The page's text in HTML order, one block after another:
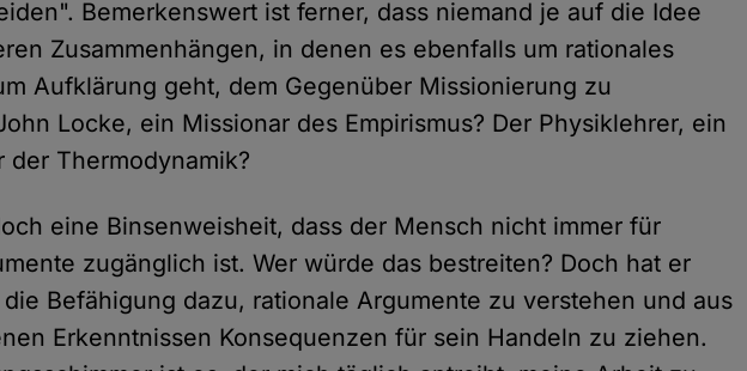
Bemerkenswert ist ferner, dass niemand je auf die Idee
Zusammenhängen, in denen es ebenfalls um rationales
Aufklärung geht, dem Gegenüber Missionierung zu
Locke, ein Missionar des Empirismus? Der Physiklehrer, ein
der Thermodynamik?
eine Binsenweisheit, dass der Mensch nicht immer für
zugänglich ist. Wer würde das bestreiten? Doch hat er
Befähigung dazu, rationale Argumente zu verstehen und aus
Erkenntnissen Konsequenzen für sein Handeln zu ziehen.